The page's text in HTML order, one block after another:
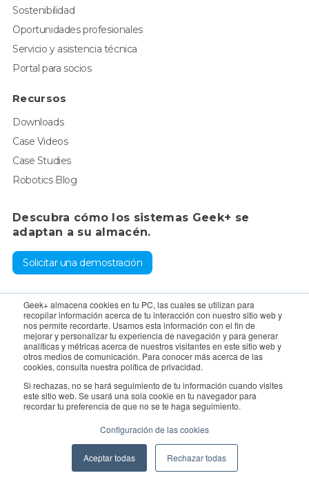
Geek+ almacena cookies en tu PC, las cuales se utilizan para
recopilar información acerca de tu interacción con nuestro sitio web y
nos permite recordarte. Usamos esta información con el fin de
mejorar y personalizar tu experiencia de navegación y para generar
analíticas y métricas acerca de nuestros visitantes en este sitio web y
otros medios de comunicación. Para conocer más acerca de las
cookies, consulta nuestra política de privacidad.
Si rechazas, no se hará seguimiento de tu información cuando visites
este sitio web. Se usará una sola cookie en tu navegador para
recordar tu preferencia de que no se te haga seguimiento.
Configuración de las cookies
Aceptar todas Rechazar todas
Sostenibilidad
Oportunidades profesionales
Servicio y asistencia técnica
Portal para socios
Recursos
Downloads
Case Videos
Case Studies
Robotics Blog
Descubra cómo los sistemas Geek+ se
adaptan a su almacén.
Solicitar una demostración
Para consultas, póngase en contacto con el departamento de
ventas:sales@geekplus.com. Para promociones, póngase en
contacto con el departamento de relaciones públicas:
pr@geekplus.com
Copyright © 2026 Geekplus Technology Co., Ltd. All rights
reserved.
Legal Become a partner